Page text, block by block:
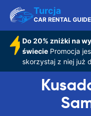
Turcja
CAR RENTAL GUIDE
Do 20% zniżki na
świeciePromocja
skorzystaj z niej już